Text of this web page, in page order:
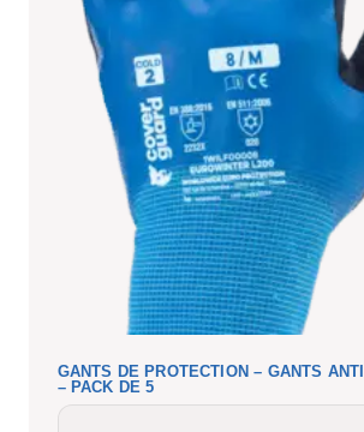
GANTS DE PROTECTION – GANTS
– PACK DE 5